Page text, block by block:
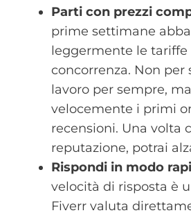
Parti con prezzi
prime settimane
leggermente le tariffe
concorrenza. Non per
lavoro per sempre,
velocemente i primi
recensioni. Una volta
reputazione, potrai
Rispondi in modo
velocità di risposta è
Fiverr valuta